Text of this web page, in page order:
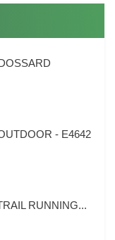
- E4642
RUNNING...